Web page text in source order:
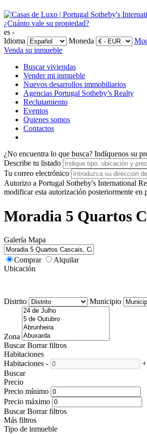
¿Cuánto vale su propiedad?
es -
Idioma
Moneda
Venda su inmueble
Buscar viviendas
Vender mi inmueble
Nuevos desarrollos immobiliarios
Agencias Portugal Sotheby’s Realty
Reclutamiento
Eventos
Quienes somos
Contactos
¿No encuentra lo que busca? Indíquenos su
Describe tu listado
Tu correo electrónico
Autorizo a Portugal Sotheby's International
modificar esta autorización posteriormente en
Moradia 5 Quartos
Galería Mapa
Comprar
Alquilar
Ubicación
Distrito Municipio
Zona
Buscar Borrar filtros
Habitaciones
Habitaciones -
+
Buscar
Precio
Precio mínimo
Precio máximo
Buscar Borrar filtros
Más filtros
Tipo de inmueble